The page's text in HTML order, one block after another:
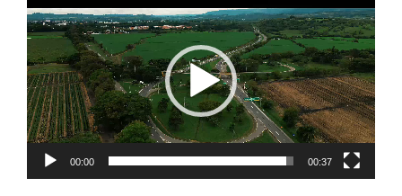
de
vídeo
00:00 00:37